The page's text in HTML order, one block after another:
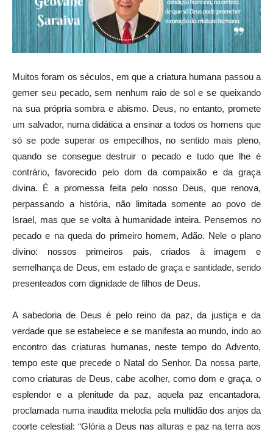
Muitos foram os séculos, em que a criatura humana passou a
gemer seu pecado, sem nenhum raio de sol e se queixando
na sua própria sombra e abismo. Deus, no entanto, promete
um salvador, numa didática a ensinar a todos os homens que
só se pode superar os empecilhos, no sentido mais pleno,
quando se consegue destruir o pecado e tudo que lhe é
contrário, favorecido pelo dom da compaixão e da graça
divina. É a promessa feita pelo nosso Deus, que renova,
perpassando a história, não limitada somente ao povo de
Israel, mas que se volta à humanidade inteira. Pensemos no
pecado e na queda do primeiro homem, Adão. Nele o plano
divino: nossos primeiros pais, criados à imagem e
semelhança de Deus, em estado de graça e santidade, sendo
presenteados com dignidade de filhos de Deus.
A sabedoria de Deus é pelo reino da paz, da justiça e da
verdade que se estabelece e se manifesta ao mundo, indo ao
encontro das criaturas humanas, neste tempo do Advento,
tempo este que precede o Natal do Senhor. Da nossa parte,
como criaturas de Deus, cabe acolher, como dom e graça, o
esplendor e a plenitude da paz, aquela paz encantadora,
proclamada numa inaudita melodia pela multidão dos anjos da
coorte celestial: “Glória a Deus nas alturas e paz na terra aos